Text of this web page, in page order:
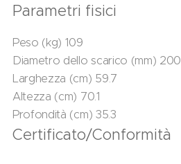
Parametri fisici
Peso (kg) 109
Diametro dello scarico (mm) 200
Larghezza (cm) 59.7
Altezza (cm) 70.1
Profondità (cm) 35.3
Certificato/Conformità